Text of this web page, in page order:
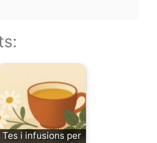
Tes i infusions per